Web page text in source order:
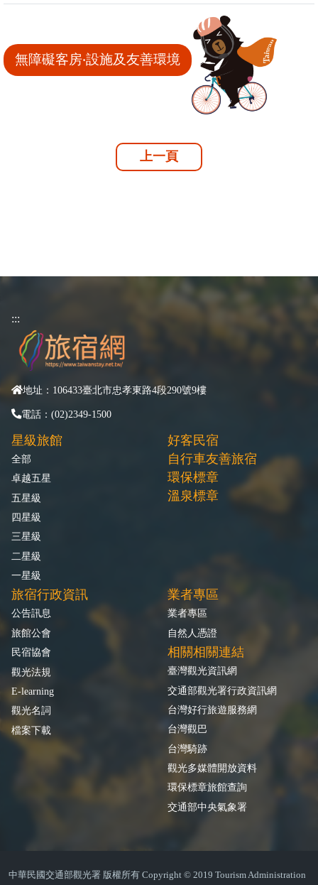
無障礙客房‧設施及友善環境
上一頁
:::
地址：106433臺北市忠孝東路4段290號9樓
電話：(02)2349-1500
星級旅館
全部
卓越五星
五星級
四星級
三星級
二星級
一星級
好客民宿
自行車友善旅宿
環保標章
溫泉標章
旅宿行政資訊
公告訊息
旅館公會
民宿協會
觀光法規
E-learning
觀光名詞
檔案下載
業者專區
業者專區
自然人憑證
相關相關連結
臺灣觀光資訊網
交通部觀光署行政資訊網
台灣好行旅遊服務網
台灣觀巴
台灣騎跡
觀光多媒體開放資料
環保標章旅館查詢
交通部中央氣象署
中華民國交通部觀光署 版權所有 Copyright © 2019 Tourism Administration